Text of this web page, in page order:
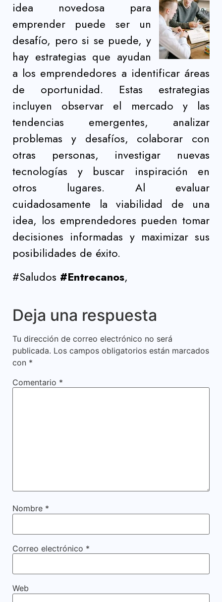
idea novedosa para
emprender puede ser un
desafío, pero si se puede, y
hay estrategias que ayudan
a los emprendedores a identificar áreas
de oportunidad. Estas estrategias
incluyen observar el mercado y las
tendencias emergentes, analizar
problemas y desafíos, colaborar con
otras personas, investigar nuevas
tecnologías y buscar inspiración en
otros lugares. Al evaluar
cuidadosamente la viabilidad de una
idea, los emprendedores pueden tomar
decisiones informadas y maximizar sus
posibilidades de éxito.
#Saludos #Entrecanos,
Deja una respuesta
Tu dirección de correo electrónico no será
publicada. Los campos obligatorios están marcados
con *
Comentario *
Nombre *
Correo electrónico *
Web